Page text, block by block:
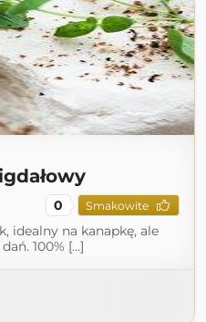
0 Smakowite
idealny na kanapkę, ale
100% […]